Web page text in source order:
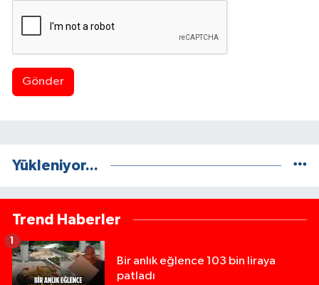
Gönder
Yükleniyor...
Trend Haberler
Bir anlık eğlence 103 bin liraya
patladı
1